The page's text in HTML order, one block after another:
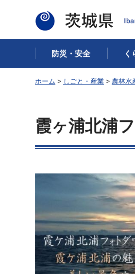
茨城県
防災・安全 く
ホーム > しごと・産業 > 農林水
霞ヶ浦北浦